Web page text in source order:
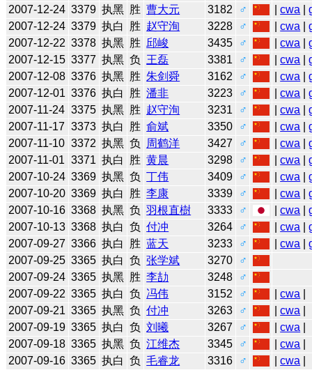
2007-12-24 3379 执黑 胜 曹大元 3182 ♂ |cwa |
2007-12-24 3379 执白 胜 赵守洵 3228 ♂ |cwa |
2007-12-22 3378 执黑 胜 邱峻 3435 ♂ |cwa |
2007-12-15 3377 执黑 负 王磊 3381 ♂ |cwa |
2007-12-08 3376 执黑 胜 朱剑舜 3162 ♂ |cwa |
2007-12-01 3376 执白 胜 潘非 3223 ♂ |cwa |
2007-11-24 3375 执黑 胜 赵守洵 3231 ♂ |cwa |
2007-11-17 3373 执白 胜 俞斌 3350 ♂ |cwa |
2007-11-10 3372 执黑 负 周鹤洋 3427 ♂ |cwa |
2007-11-01 3371 执白 胜 黄晨 3298 ♂ |cwa |
2007-10-24 3369 执黑 负 丁伟 3409 ♂ |cwa |
2007-10-20 3369 执白 胜 李康 3339 ♂ |cwa |
2007-10-16 3368 执黑 负 羽根直樹 3333 ♂ |cwa |
2007-10-13 3368 执白 负 付冲 3264 ♂ |cwa |
2007-09-27 3366 执白 胜 蓝天 3233 ♂ |cwa |
2007-09-25 3365 执白 负 张学斌 3270
♂
2007-09-24 3365 执黑 胜 李劼 3248
♂
2007-09-22 3365 执白 负 冯伟 3152 ♂ |cwa
2007-09-21 3365 执黑 负 付冲 3263 ♂ |cwa
2007-09-19 3365 执白 负 刘曦 3267 ♂ |cwa
2007-09-18 3365 执黑 负 江维杰 3345 ♂ |cwa
2007-09-16 3365 执白 负 毛睿龙 3316 ♂ |cwa